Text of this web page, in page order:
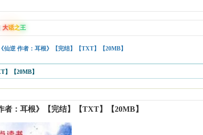
大话之王
仙逆 作者：耳根》【完结】【TXT】【20MB】
】【20MB】
者：耳根》【完结】【TXT】【20MB】